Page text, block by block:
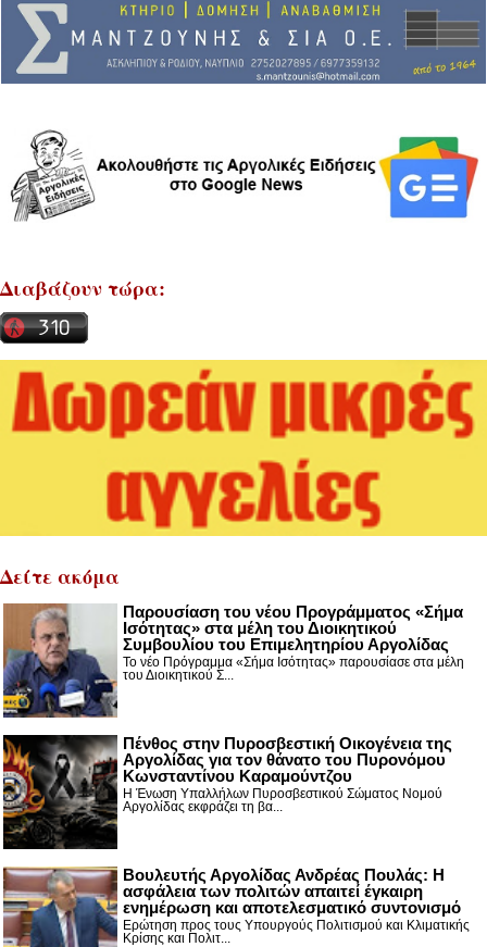
Διαβάζουν τώρα:
Δείτε ακόμα
Παρουσίαση του νέου Προγράμματος «Σήμα
Ισότητας» στα μέλη του Διοικητικού
Συμβουλίου του Επιμελητηρίου Αργολίδας
Το νέο Πρόγραμμα «Σήμα Ισότητας» παρουσίασε στα μέλη
του Διοικητικού Σ...
Πένθος στην Πυροσβεστική Οικογένεια της
Αργολίδας για τον θάνατο του Πυρονόμου
Κωνσταντίνου Καραμούντζου
Η Ένωση Υπαλλήλων Πυροσβεστικού Σώματος Νομού
Αργολίδας εκφράζει τη βα...
Βουλευτής Αργολίδας Ανδρέας Πουλάς: Η
ασφάλεια των πολιτών απαιτεί έγκαιρη
ενημέρωση και αποτελεσματικό συντονισμό
Ερώτηση προς τους Υπουργούς Πολιτισμού και Κλιματικής
Κρίσης και Πολιτ...